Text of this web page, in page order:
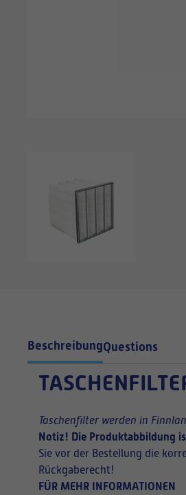
BeschreibungQuestions
Taschenfilter werden in
Notiz! Die Produktabbildung
Sie vor der Bestellung die
Rückgaberecht!
FÜR MEHR INFORMATIONEN